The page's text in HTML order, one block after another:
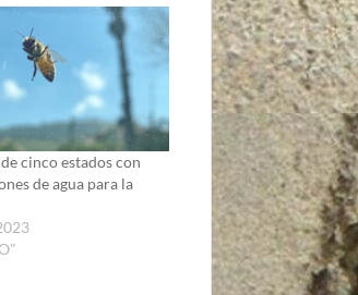
cinco estados con
de agua para la